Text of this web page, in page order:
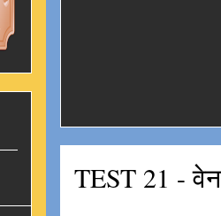
TEST 21 -